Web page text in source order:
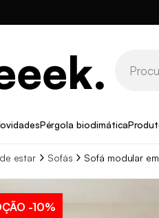
Pérgola bioclimática
estar Sofás Sofá modular
-10%